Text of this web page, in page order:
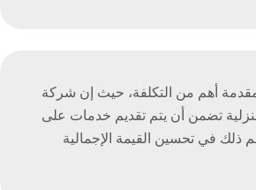
أهم من التكلفة، حيث إن شركة
تضمن أن يتم تقديم خدمات على
ذلك في تحسين القيمة الإجمالية